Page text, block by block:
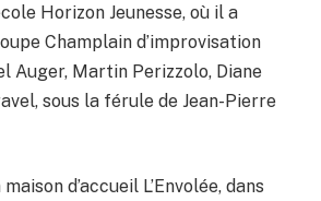
Horizon Jeunesse, où il a
Champlain d’improvisation
Auger, Martin Perizzolo, Diane
sous la férule de Jean-Pierre
d’accueil L’Envolée, dans